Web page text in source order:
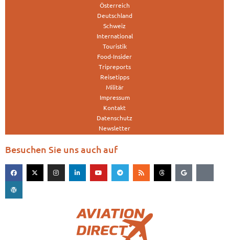
Österreich
Deutschland
Schweiz
International
Touristik
Food-Insider
Tripreports
Reisetipps
Militär
Impressum
Kontakt
Datenschutz
Newsletter
Besuchen Sie uns auch auf